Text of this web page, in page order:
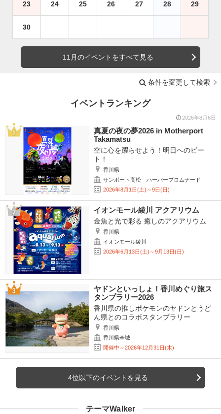
23 24 25 26 27 28 29
30
11月のイベントをすべて見る
条件を変更して検索
イベントランキング
2026年8月6日
真夏の夜の夢2026 in Motherport
Takamatsu
空に心を躍らせよう！明日へのビー
ト！
香川県
サンポート高松 ハーバープロムナード
2026年8月1日(土)～9日(日)
イオンモール綾川 アクアリウム
金魚と光で彩る 癒しのアクアリウム
香川県
イオンモール綾川
2026年6月13日(土)～9月13日(日)
ヤドンといっしょ！香川めぐり旅ス
タンプラリー2026
香川県の推しポケモンのヤドンとうど
ん県とのコラボスタンプラリー
香川県
香川県全域
開催中～2026年12月31日(木)
4位以下のイベントを見る
テーマWalker